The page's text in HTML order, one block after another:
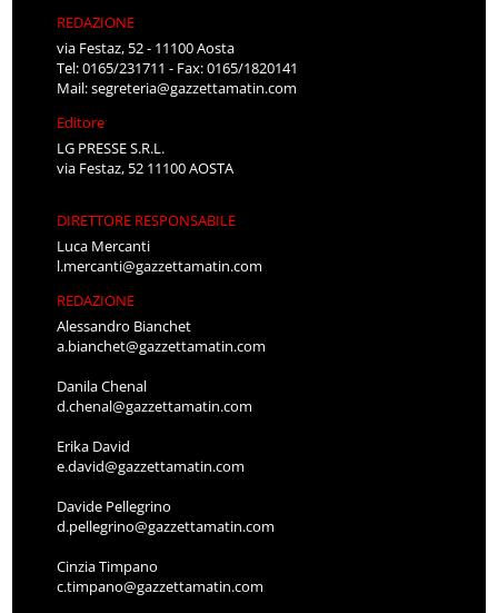
REDAZIONE
via Festaz, 52 - 11100 Aosta
Tel: 0165/231711 - Fax: 0165/1820141
Mail:segreteria@gazzettamatin.com
Editore
LG PRESSE S.R.L.
via Festaz, 52 11100 AOSTA
DIRETTORE RESPONSABILE
Luca Mercanti
l.mercanti@gazzettamatin.com
REDAZIONE
Alessandro Bianchet
a.bianchet@gazzettamatin.com
Danila Chenal
d.chenal@gazzettamatin.com
Erika David
e.david@gazzettamatin.com
Davide Pellegrino
d.pellegrino@gazzettamatin.com
Cinzia Timpano
c.timpano@gazzettamatin.com